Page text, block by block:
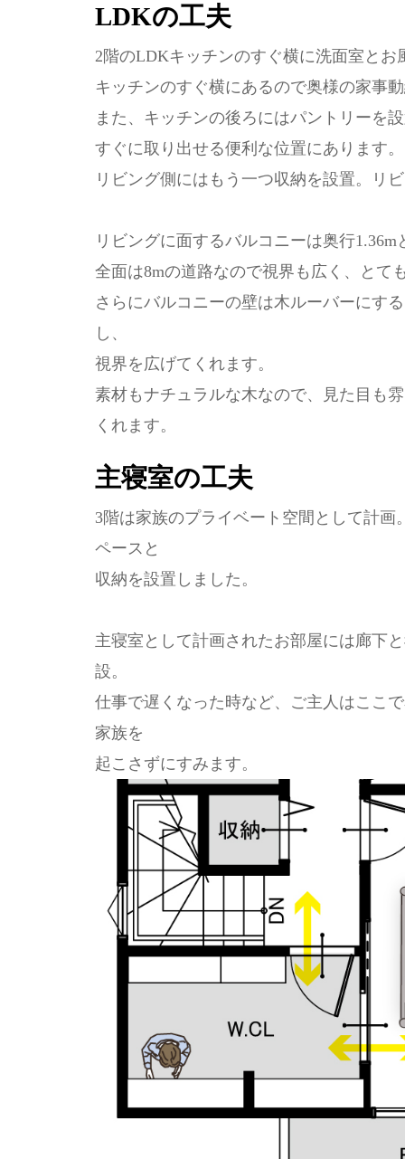
LDKの工夫
2階のLDKキッチンのすぐ横に洗面室とお
キッチンのすぐ横にあるので奥様の家事
また、キッチンの後ろにはパントリーを
すぐに取り出せる便利な位置にあります。
リビング側にはもう一つ収納を設置。リ
リビングに面するバルコニーは奥行
全面は8mの道路なので視界も広く、とて
さらにバルコニーの壁は木ルーバーにす
し、
視界を広げてくれます。
素材もナチュラルな木なので、見た目も
くれます。
主寝室の工夫
3階は家族のプライベート空間として計
ペースと
収納を設置しました。
主寝室として計画されたお部屋には廊下
設。
仕事で遅くなった時など、ご主人はここ
家族を
起こさずにすみます。